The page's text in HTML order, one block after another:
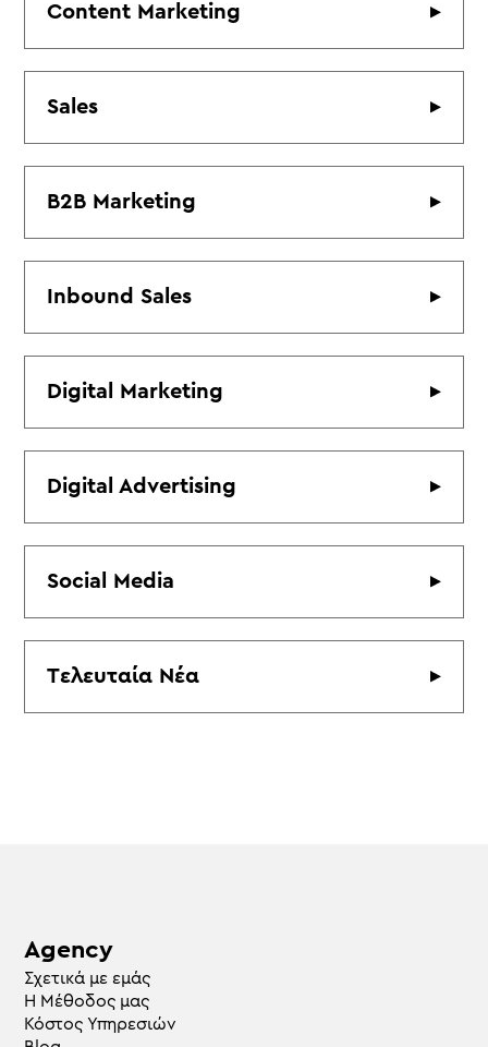
Content Marketing
Sales
B2B Marketing
Inbound Sales
Digital Marketing
Digital Advertising
Social Media
Tελευταία Nέα
Agency
Σχετικά με εμάς
Η Μέθοδος μας
Κόστος Υπηρεσιών